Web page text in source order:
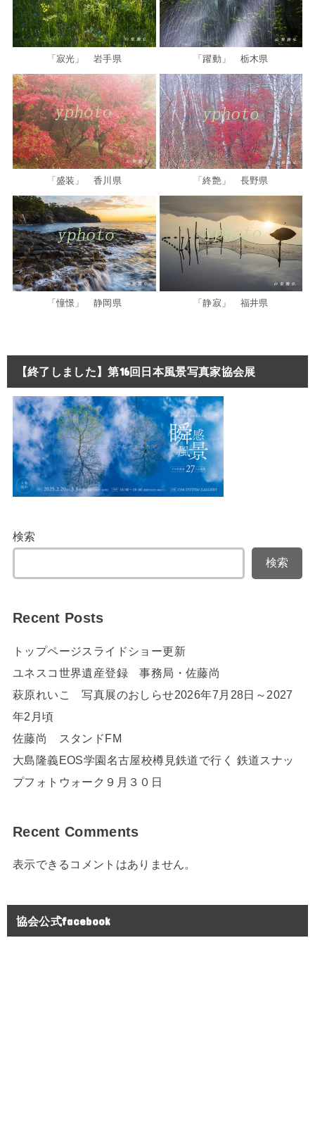
「寂光」 岩手県 「躍動」 栃木県
「盛装」 香川県 「終艶」 長野県
「憧憬」 静岡県 「静寂」 福井県
【終了しました】第16回日本風景写真家協会展
検索
検索
Recent Posts
トップページスライドショー更新
ユネスコ世界遺産登録 事務局・佐藤尚
萩原れいこ 写真展のおしらせ2026年7月28日～2027
年2月頃
佐藤尚 スタンドFM
大島隆義EOS学園名古屋校樽見鉄道で行く 鉄道スナッ
プフォトウォーク９月３０日
Recent Comments
表示できるコメントはありません。
協会公式facebook